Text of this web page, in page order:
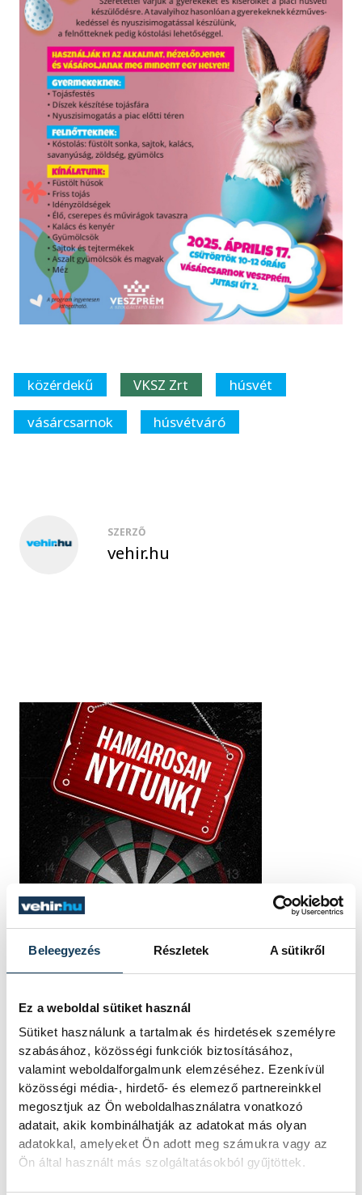
Beleegyezés Részletek A sütikről
Ez a weboldal sütiket használ
Sütiket használunk a tartalmak és hirdetések személyre
szabásához, közösségi funkciók biztosításához,
valamint weboldalforgalmunk elemzéséhez. Ezenkívül
közösségi média-, hirdető- és elemező partnereinkkel
megosztjuk az Ön weboldalhasználatra vonatkozó
adatait, akik kombinálhatják az adatokat más olyan
adatokkal, amelyeket Ön adott meg számukra vagy az
Ön által használt más szolgáltatásokból gyűjtöttek.
közérdekű VKSZ Zrt
húsvét
vásárcsarnok
húsvétváró
SZERZŐ
vehir.hu